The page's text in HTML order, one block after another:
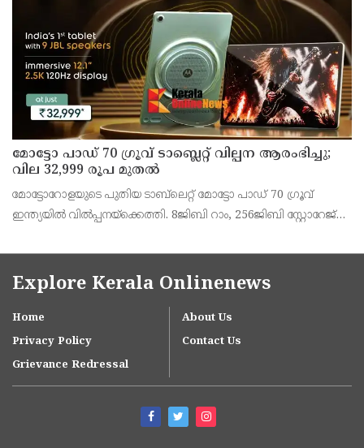
അഞ്ജു കെ എസ് അറിയിച്ചു.
മോട്ടോ പാഡ് 70 ഗ്രൂവ് ടാബ്ലെറ്റ് വില്പന ആരംഭിച്ചു;
വില 32,999 രൂപ മുതൽ
മോട്ടോറോളയുടെ പുതിയ ടാബ്‌ലെറ്റ് മോട്ടോ പാഡ് 70 ഗ്രൂവ്
ഇന്ത്യയിൽ വിൽപ്പനയ്‌ക്കെത്തി. 8ജിബി റാം, 256ജിബി സ്റ്റോറേജ്
ഉൾപ്പെടെ 32,999 രൂപയാണ് ഫലപ്രദമായ
Explore Kerala Onlinenews
Home
About Us
Privacy Policy
Contact Us
Grievance Redressal